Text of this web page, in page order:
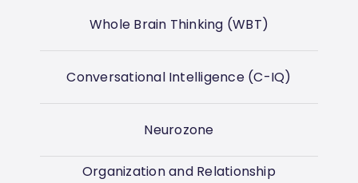
Whole Brain Thinking (WBT)
Conversational Intelligence (C-IQ)
Neurozone
Organization and Relationship